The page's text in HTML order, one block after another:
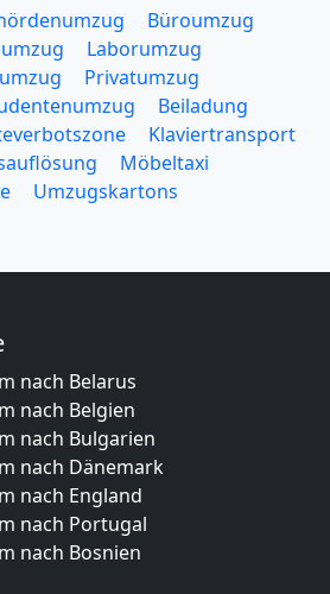
Büroumzug
Laborumzug
Privatumzug
Beiladung
Klaviertransport
Möbeltaxi
Umzugskartons
nach Belarus
nach Belgien
nach Bulgarien
nach Dänemark
nach England
nach Portugal
nach Bosnien